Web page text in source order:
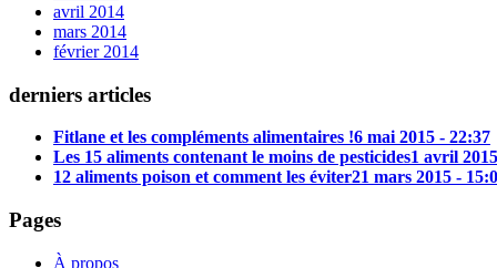
avril 2014
mars 2014
février 2014
derniers articles
Fitlane et les compléments alimentaires !6 mai 2015 - 22:37
Les 15 aliments contenant le moins de pesticides1 avril
12 aliments poison et comment les éviter21 mars 2015 -
Pages
À propos